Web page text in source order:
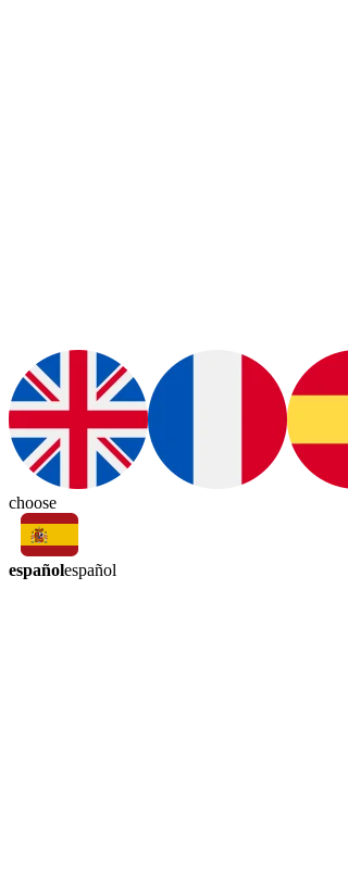
choose
españolespañol